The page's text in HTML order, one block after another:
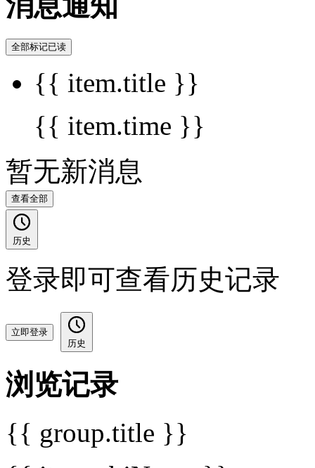
全部标记已读
{{ item.title }}
{{ item.time }}
暂无新消息
查看全部
历史
登录即可查看历史记录
立即登录
历史
浏览记录
{{ group.title }}